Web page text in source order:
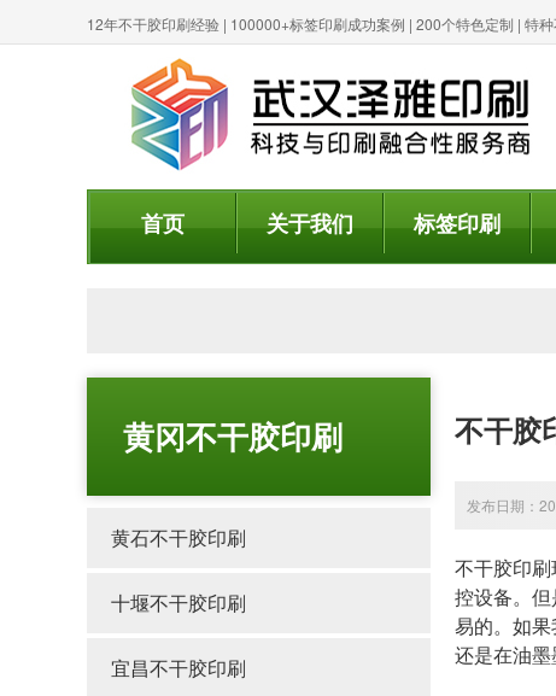
12年不干胶印刷经验 | 100000+标签印刷成功案例 | 200个特色定制 | 特
首页 关于我们 标签印刷
黄冈不干胶印刷
黄石不干胶印刷
十堰不干胶印刷
宜昌不干胶印刷
不干胶
发布日期：
不干胶印
控设备。
易的。如
还是在油墨